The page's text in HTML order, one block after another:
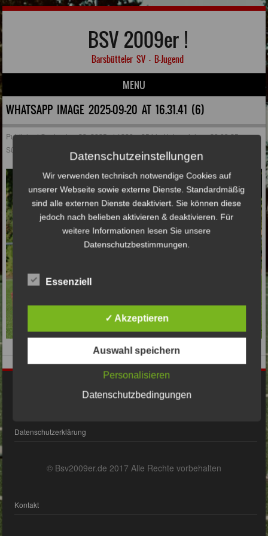
BSV 2009er !
Barsbütteler SV – B-Jugend
MENU
Skip to content
WHATSAPP IMAGE 2025-09-20 AT 16.31.41 (6)
PublishedSeptember 28, 2025at1280 × 854inHeimspiel am 20.09.25 gegen
Süderelbe
Datenschutzerklärung
© Bsv2009er.de 2017 Alle Rechte vorbehalten
Kontakt
Datenschutzeinstellungen
Wir verwenden technisch notwendige Cookies auf
unserer Webseite sowie externe Dienste. Standardmäßig
sind alle externen Dienste deaktiviert. Sie können diese
jedoch nach belieben aktivieren & deaktivieren. Für
weitere Informationen lesen Sie unsere
Datenschutzbestimmungen.
Essenziell
✓ Akzeptieren
Auswahl speichern
Personalisieren
Datenschutzbedingungen